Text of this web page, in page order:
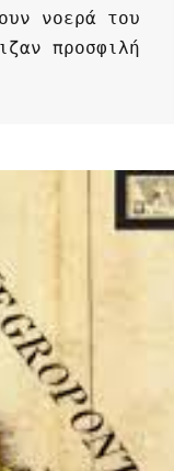
νοερά του
προσφιλή